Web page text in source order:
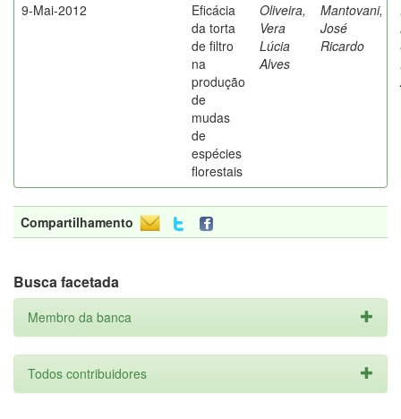
9-Mai-2012
Eficácia
da torta
de filtro
na
produção
de
mudas
de
espécies
florestais
Oliveira,
Vera
Lúcia
Alves
Mantovani,
José
Ricardo
Compartilhamento
Busca facetada
Membro da banca
Todos contribuidores